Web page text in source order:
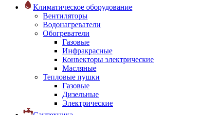
Климатическое оборудование
Вентиляторы
Водонагреватели
Обогреватели
Газовые
Инфракрасные
Конвекторы электрические
Масляные
Тепловые пушки
Газовые
Дизельные
Электрические